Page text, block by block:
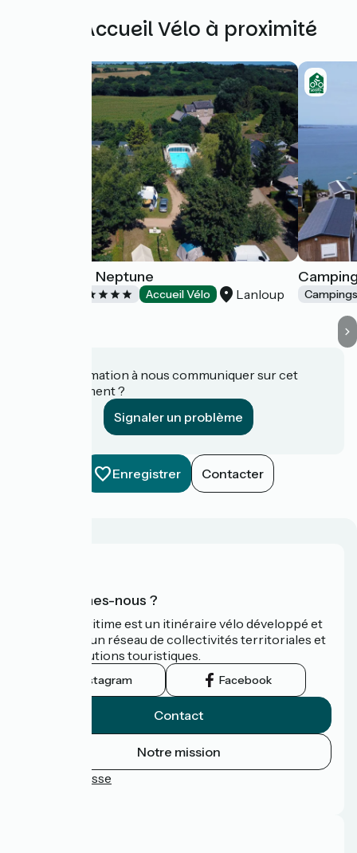
Autres Accueil Vélo à proximité
Camping Le Neptune
Accueil Vélo Lanloup
Une information à nous communiquer sur cet
établissement ?
Signaler un problème
Enregistrer Contacter
Qui sommes-nous ?
La Vélomaritime est un itinéraire vélo développé et
promu par un réseau de collectivités territoriales et
leurs institutions touristiques.
Instagram Facebook
Contact
Notre mission
Espace Presse